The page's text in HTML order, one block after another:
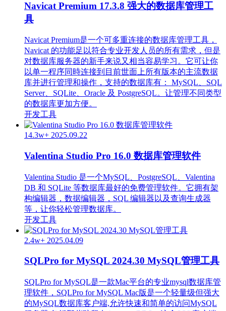
Navicat Premium 17.3.8 强大的数据库管理工
具
Navicat Premium是一个可多重连接的数据库管理工具，
Navicat 的功能足以符合专业开发人员的所有需求，但是
对数据库服务器的新手来说又相当容易学习。它可让你
以单一程序同時连接到目前世面上所有版本的主流数据
库并进行管理和操作，支持的数据库有： MySQL、SQL
Server、SQLite、Oracle 及 PostgreSQL。让管理不同类型
的数据库更加方便。
开发工具
14.3w+ 2025.09.22
Valentina Studio Pro 16.0 数据库管理软件
Valentina Studio 是一个MySQL、PostgreSQL、Valentina
DB 和 SQLite 等数据库最好的免费管理软件。它拥有架
构编辑器，数据编辑器，SQL 编辑器以及查询生成器
等，让你轻松管理数据库。
开发工具
2.4w+ 2025.04.09
SQLPro for MySQL 2024.30 MySQL管理工具
SQLPro for MySQL是一款Mac平台的专业mysql数据库管
理软件，SQLPro for MySQL Mac版是一个轻量级但强大
的MySQL数据库客户端,允许快速和简单的访问MySQL